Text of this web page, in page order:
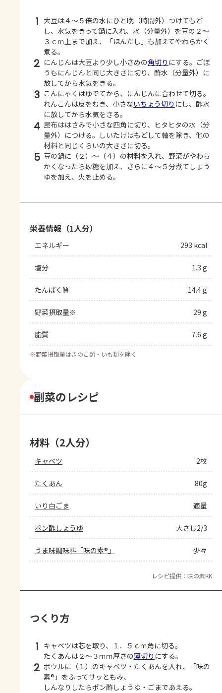
1 大豆は４～５倍の水にひと晩（時間外）つけてもど
し、水気をきって鍋に入れ、水（分量外）を豆の２～
３ｃｍ上まで加え、「ほんだし」も加えてやわらかく
煮る。
2 にんじんは大豆より少し小さめの角切り にする。ごぼ
うもにんじんと同じ大きさに切り、酢水（分量外）に
放してから水気をきる。
3 こんにゃくはゆでてから、にんじんに合わせて切る。
れんこんは皮をむき、小さないちょう切り にし、酢水
に放してから水気をきる。
4 昆布ははさみで小さな四角に切り、ヒタヒタの水（分
量外）につける。しいたけはもどして軸を除き、他の
材料と同じくらいの大きさに切る。
5 豆の鍋に（２）～（４）の材料を入れ、野菜がやわら
かくなったら砂糖を加え、さらに４～５分煮てしょう
ゆを加え、火を止める。
栄養情報（1人分）
エネルギー 293 kcal
塩分 1.3 g
たんぱく質 14.4 g
野菜摂取量※ 29 g
脂質 7.6 g
※野菜摂取量はきのこ類・いも類を除く
副菜のレシピ
材料（2人分）
キャベツ 2枚
たくあん 80g
いり白ごま 適量
ポン酢しょうゆ 大さじ2/3
うま味調味料「味の素®」 少々
レシピ提供：味の素KK
つくり方
1 キャベツは芯を取り、１．５ｃｍ角に切る。
たくあんは２～３ｍｍ厚さの薄切り にする。
2 ボウルに（１）のキャベツ・たくあんを入れ、「味の
素®」をふってサッともみ、
しんなりしたらポン酢しょうゆ・ごまであえる。